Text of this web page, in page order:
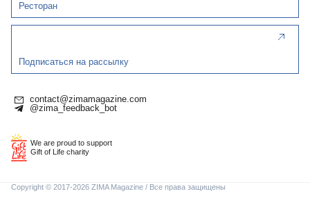
Ресторан
Подписаться на рассылку
contact@zimamagazine.com
@zima_feedback_bot
We are proud to support
Gift of Life charity
Copyright © 2017-2026 ZIMA Magazine / Все права защищены